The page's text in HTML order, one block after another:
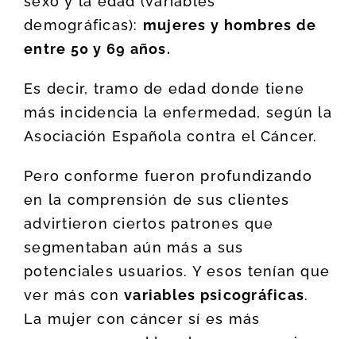
demográficas): mujeres y hombres de
entre 50 y 69 años.
Es decir, tramo de edad donde tiene
más incidencia la enfermedad, según la
Asociación Española contra el Cáncer.
Pero conforme fueron profundizando
en la comprensión de sus clientes
advirtieron ciertos patrones que
segmentaban aún más a sus
potenciales usuarios. Y esos tenían que
ver más convariables psicográficas.
La mujer con cáncer sí es más